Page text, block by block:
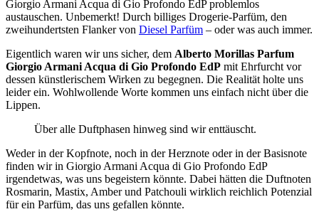
Giorgio Armani Acqua di Gio Profondo EdP problemlos
austauschen. Unbemerkt! Durch billiges Drogerie-Parfüm, den
zweihundertsten Flanker von Diesel Parfüm – oder was auch immer.
Eigentlich waren wir uns sicher, dem Alberto Morillas Parfum
Giorgio Armani Acqua di Gio Profondo EdP mit Ehrfurcht vor
dessen künstlerischem Wirken zu begegnen. Die Realität holte uns
leider ein. Wohlwollende Worte kommen uns einfach nicht über die
Lippen.
Über alle Duftphasen hinweg sind wir enttäuscht.
Weder in der Kopfnote, noch in der Herznote oder in der Basisnote
finden wir in Giorgio Armani Acqua di Gio Profondo EdP
irgendetwas, was uns begeistern könnte. Dabei hätten die Duftnoten
Rosmarin, Mastix, Amber und Patchouli wirklich reichlich Potenzial
für ein Parfüm, das uns gefallen könnte.